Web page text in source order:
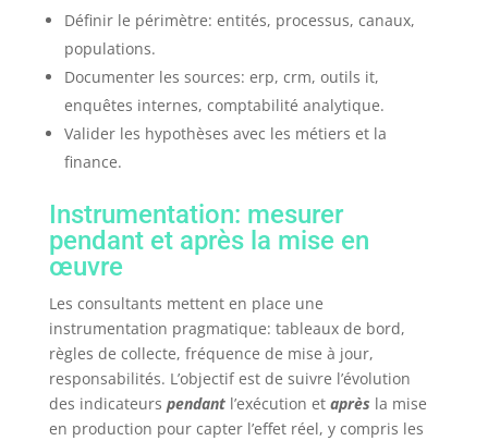
Définir le périmètre: entités, processus, canaux,
populations.
Documenter les sources: erp, crm, outils it,
enquêtes internes, comptabilité analytique.
Valider les hypothèses avec les métiers et la
finance.
Instrumentation: mesurer
pendant et après la mise en
œuvre
Les consultants mettent en place une
instrumentation pragmatique: tableaux de bord,
règles de collecte, fréquence de mise à jour,
responsabilités. L’objectif est de suivre l’évolution
des indicateurs pendantl’exécution et après la mise
en production pour capter l’effet réel, y compris les